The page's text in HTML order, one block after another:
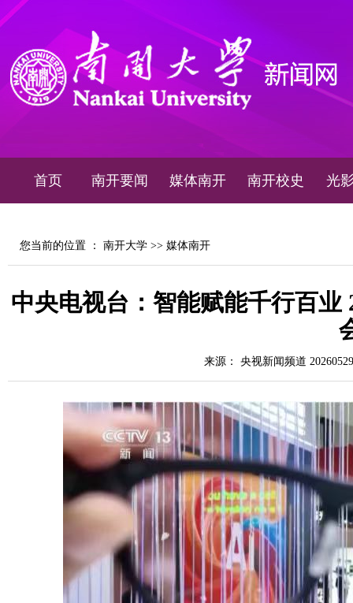
首页 南开要闻 媒体南开 南开校史 光
您当前的位置 ： 南开大学 >> 媒体南开
中央电视台：智能赋能千行百业
来源： 央视新闻频道 20260529